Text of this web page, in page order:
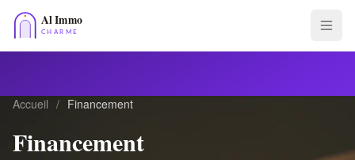
Accueil / Financement
Financement